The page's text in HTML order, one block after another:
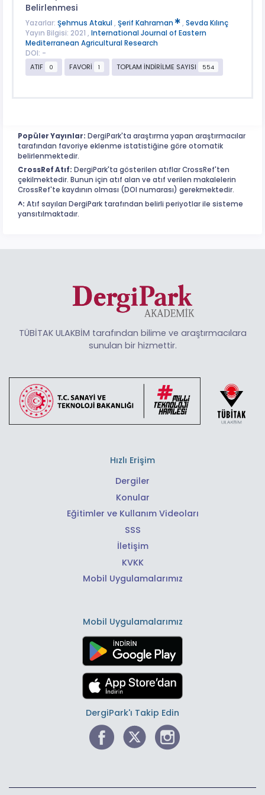
Belirlenmesi
Yazarlar: Şehmus Atakul , Şerif Kahraman , Sevda Kılınç
Yayın Bilgisi: 2021 , International Journal of Eastern
Mediterranean Agricultural Research
DOI: -
ATIF
0 FAVORİ 1 TOPLAM İNDİRİLME SAYISI 554
Popüler Yayınlar: DergiPark'ta araştırma yapan araştırmacılar
tarafından favoriye eklenme istatistiğine göre otomatik
belirlenmektedir.
CrossRef Atıf: DergiPark'ta gösterilen atıflar CrossRef'ten
çekilmektedir. Bunun için atıf alan ve atıf verilen makalelerin
CrossRef'te kaydının olması (DOI numarası) gerekmektedir.
^: Atıf sayıları DergiPark tarafından belirli periyotlar ile sisteme
yansıtılmaktadır.
TÜBİTAK ULAKBİM tarafından bilime ve araştırmacılara
sunulan bir hizmettir.
Hızlı Erişim
Dergiler
Konular
Eğitimler ve Kullanım Videoları
SSS
İletişim
KVKK
Mobil Uygulamalarımız
Mobil Uygulamalarımız
DergiPark'ı Takip Edin